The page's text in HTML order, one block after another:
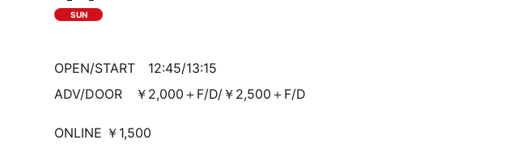
SUN
OPEN/START 12:45/13:15
ADV/DOOR ￥2,000＋ F/D/ ￥2,500＋ F/D
ONLINE ￥ 1,500